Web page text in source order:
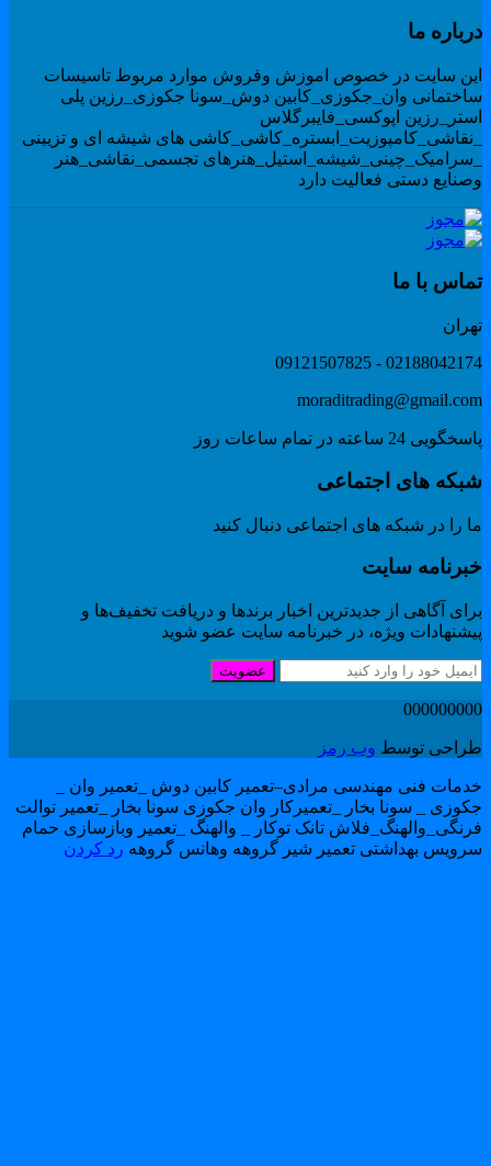
ما
سایت در خصوص اموزش وفروش موارد مربوط تاسیسات
وان_جکوزی_کابین دوش_سونا جکوزی_رزین پلی
اپوکسی_فایبرگلاس
های شیشه ای و تزیینی
تجسمی_نقاشی_هنر
دستی فعالیت دارد
با ما
02188042174 -
24 ساعته در تمام ساعات روز
های اجتماعی
را در شبکه های اجتماعی دنبال کنید
سایت
آگاهی از جدیدترین اخبار برندها و دریافت تخفیف‌ها و
ویژه، در خبرنامه سایت عضو شوید
عضویت
توسطوب رمز
فنی مهندسی مرادی–تعمیر کابین دوش _تعمیر وان _
_ سونا بخار _تعمیرکار وان جکوزی سونا بخار _تعمیر توالت
تانک توکار _ والهنگ _تعمیر وبازسازی حمام
بهداشتی تعمیر شیر گروهه وهانس گروههرد کردن